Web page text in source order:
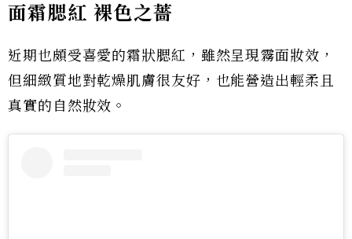
面霜腮紅 裸色之薔
近期也頗受喜愛的霜狀腮紅，雖然呈現霧面妝效，
但細緻質地對乾燥肌膚很友好，也能營造出輕柔且
真實的自然妝效。